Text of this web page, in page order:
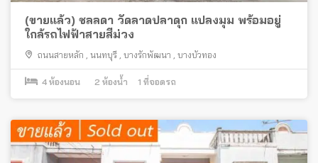
(ขายแล้ว) ชลลดา วัดลาดปลาดุก แปลงมุม พร้อมอยู่
ใกล้รถไฟฟ้าสายสีม่วง
ถนนสายหลัก , นนทบุรี , บางรักพัฒนา , บางบัวทอง
4 ห้องนอน 2 ห้องน้ำ 1 ที่จอดรถ